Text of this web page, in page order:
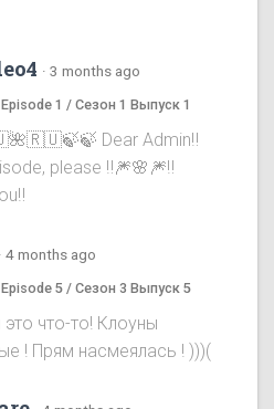
· 3 months ago
1 / Сезон 1 Выпуск 1
Dear Admin‼️
please ‼️🎆🌸🎆‼️
· 4 months ago
5 / Сезон 3 Выпуск 5
это что-то! Клоуны
! Прям насмеялась ! )))(